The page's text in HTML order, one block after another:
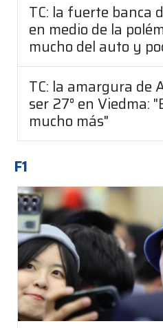
TC: la fuerte banca
en medio de la
mucho del auto y
TC: la amargura de
ser 27° en Viedma:
mucho más"
F1